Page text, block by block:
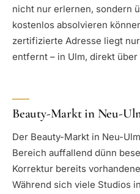
nicht nur erlernen, sondern
kostenlos absolvieren
zertifizierte Adresse liegt
entfernt – in Ulm, direkt über
Beauty-Markt in Neu-
Der Beauty-Markt in Neu-
Bereich auffallend dünn
Korrektur bereits
Während sich viele Studios